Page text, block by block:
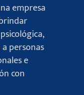
empresa
personas
e
con